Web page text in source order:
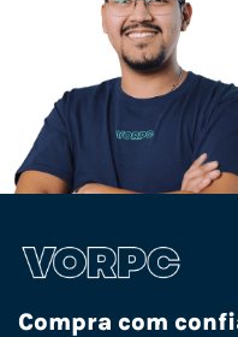
Compra com